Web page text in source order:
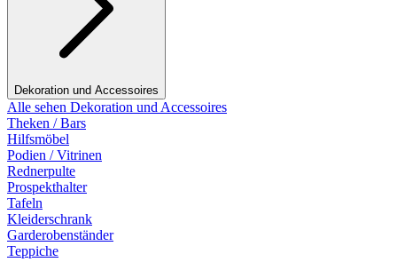
Dekoration und Accessoires
Alle sehen Dekoration und Accessoires
Theken / Bars
Hilfsmöbel
Podien / Vitrinen
Rednerpulte
Prospekthalter
Tafeln
Kleiderschrank
Garderobenständer
Teppiche